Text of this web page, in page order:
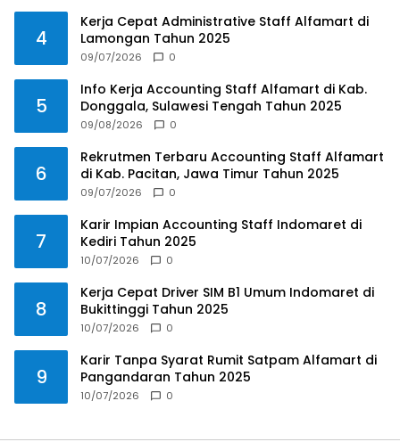
4
Kerja Cepat Administrative Staff Alfamart di
Lamongan Tahun 2025
09/07/2026 0
5
Info Kerja Accounting Staff Alfamart di Kab.
Donggala, Sulawesi Tengah Tahun 2025
09/08/2026 0
6
Rekrutmen Terbaru Accounting Staff Alfamart
di Kab. Pacitan, Jawa Timur Tahun 2025
09/07/2026 0
7
Karir Impian Accounting Staff Indomaret di
Kediri Tahun 2025
10/07/2026 0
8
Kerja Cepat Driver SIM B1 Umum Indomaret di
Bukittinggi Tahun 2025
10/07/2026 0
9
Karir Tanpa Syarat Rumit Satpam Alfamart di
Pangandaran Tahun 2025
10/07/2026 0